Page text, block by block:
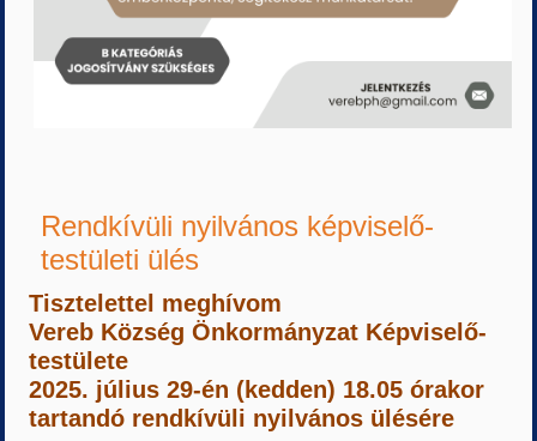
Rendkívüli nyilvános képviselő-
testületi ülés
Tisztelettel meghívom
Vereb Község Önkormányzat Képviselő-
testülete
2025. július 29-én (kedden) 18.05 órakor
tartandó rendkívüli nyilvános ülésére